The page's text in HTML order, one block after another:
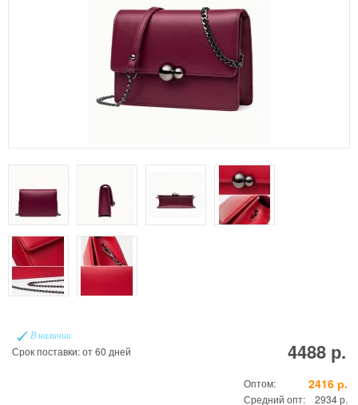
В наличии
Срок поставки: от 60 дней 4488 р.
Оптом: 2416 р.
Средний опт:
2934 р.